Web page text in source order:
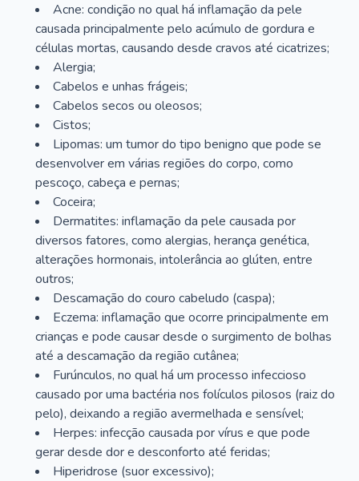
Acne: condição no qual há inflamação da pele
causada principalmente pelo acúmulo de gordura e
células mortas, causando desde cravos até cicatrizes;
Alergia;
Cabelos e unhas frágeis;
Cabelos secos ou oleosos;
Cistos;
Lipomas: um tumor do tipo benigno que pode se
desenvolver em várias regiões do corpo, como
pescoço, cabeça e pernas;
Coceira;
Dermatites: inflamação da pele causada por
diversos fatores, como alergias, herança genética,
alterações hormonais, intolerância ao glúten, entre
outros;
Descamação do couro cabeludo (caspa);
Eczema: inflamação que ocorre principalmente em
crianças e pode causar desde o surgimento de bolhas
até a descamação da região cutânea;
Furúnculos, no qual há um processo infeccioso
causado por uma bactéria nos folículos pilosos (raiz do
pelo), deixando a região avermelhada e sensível;
Herpes: infecção causada por vírus e que pode
gerar desde dor e desconforto até feridas;
Hiperidrose (suor excessivo);